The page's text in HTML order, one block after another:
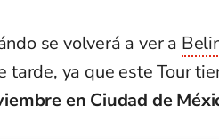
se volverá a ver a
tarde, ya que este Tour
en Ciudad de